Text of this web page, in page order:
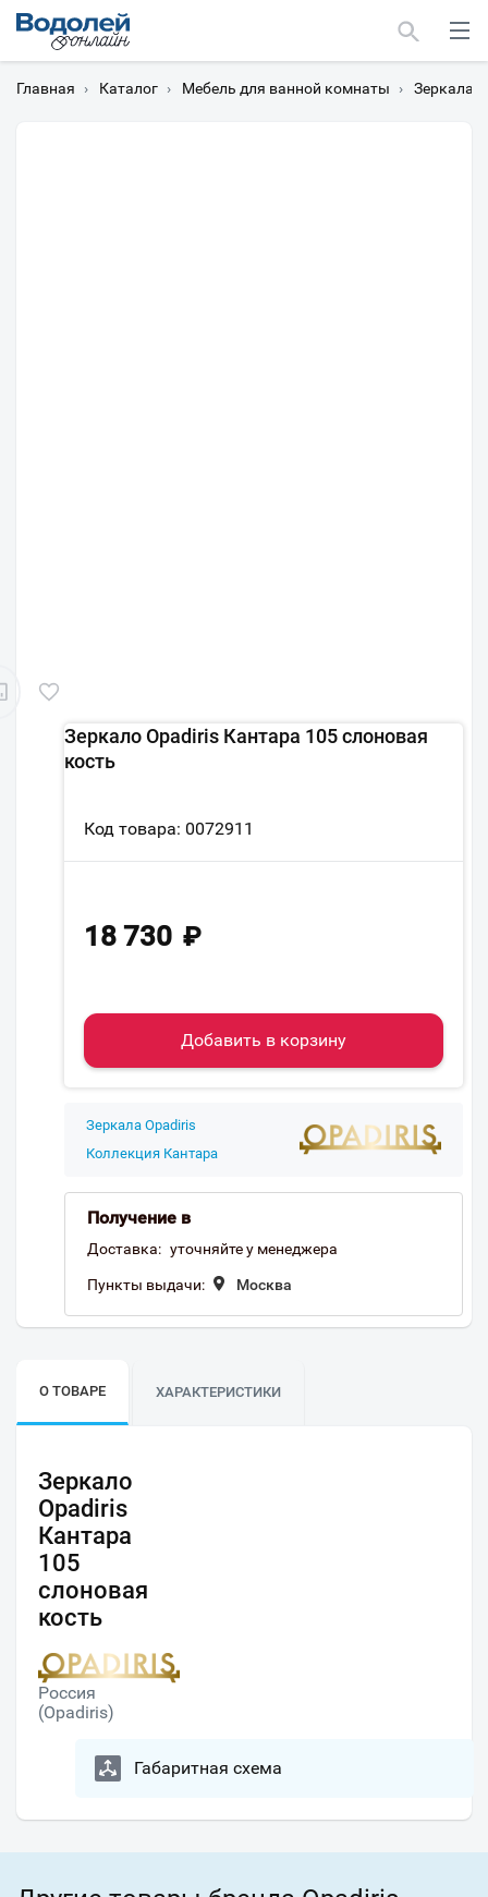
Главная › Каталог › Мебель для ванной комнаты › Зеркала
Зеркало Opadiris Кантара 105 слоновая
кость
Код товара: 0072911
18 730 ₽
Добавить в корзину
Зеркала Opadiris
Коллекция Кантара
Получение в
Доставка: уточняйте у менеджера
Пункты выдачи: Москва
О ТОВАРЕ ХАРАКТЕРИСТИКИ
Зеркало
Opadiris
Кантара
105
слоновая
кость
Россия
(Opadiris)
Габаритная схема